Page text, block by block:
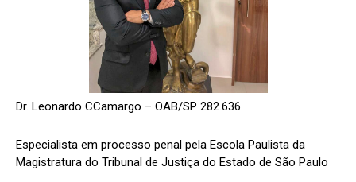
Dr. Leonardo CCamargo – OAB/SP 282.636
Especialista em processo penal pela Escola Paulista da
Magistratura do Tribunal de Justiça do Estado de São Paulo